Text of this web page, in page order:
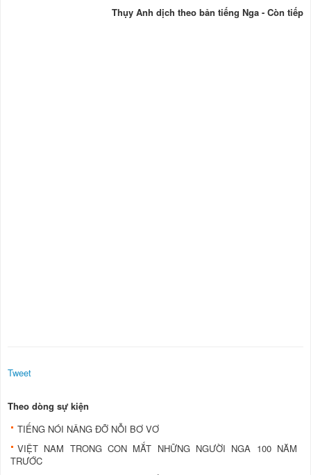
Thụy Anh dịch theo bản tiếng Nga - Còn tiếp
Tweet
Theo dòng sự kiện
TIẾNG NÓI NÂNG ĐỠ NỖI BƠ VƠ
VIỆT NAM TRONG CON MẮT NHỮNG NGƯỜI NGA 100 NĂM
TRƯỚC